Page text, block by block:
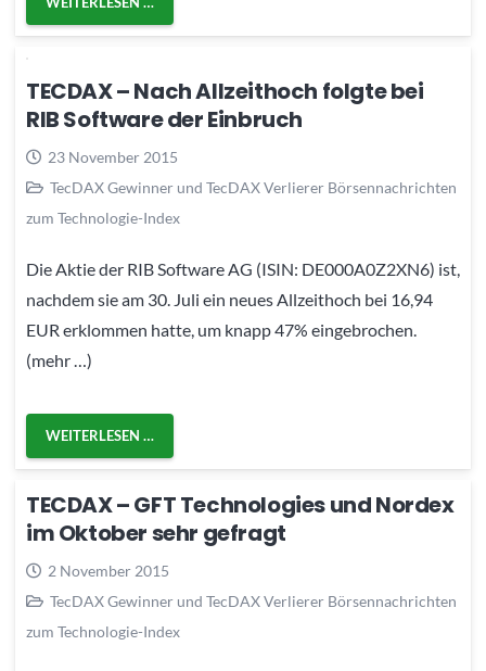
TECDAX – Nach Allzeithoch folgte bei
RIB Software der Einbruch
23 November 2015
TecDAX Gewinner und TecDAX Verlierer Börsennachrichten
zum Technologie-Index
Die Aktie der RIB Software AG (ISIN: DE000A0Z2XN6) ist,
nachdem sie am 30. Juli ein neues Allzeithoch bei 16,94
EUR erklommen hatte, um knapp 47% eingebrochen.
(mehr …)
WEITERLESEN …
TECDAX – GFT Technologies und Nordex
im Oktober sehr gefragt
2 November 2015
TecDAX Gewinner und TecDAX Verlierer Börsennachrichten
zum Technologie-Index